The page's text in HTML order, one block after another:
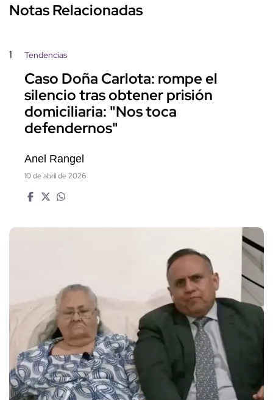
Notas Relacionadas
1 Tendencias
Caso Doña Carlota: rompe el
silencio tras obtener prisión
domiciliaria: "Nos toca
defendernos"
Anel Rangel
10 de abril de 2026